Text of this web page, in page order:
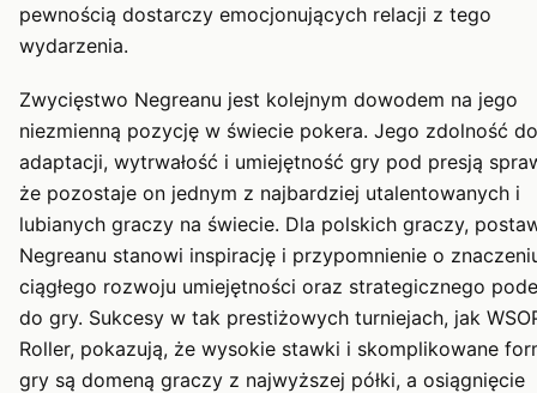
pewnością dostarczy emocjonujących relacji z tego
wydarzenia.
Zwycięstwo Negreanu jest kolejnym dowodem na jego
niezmienną pozycję w świecie pokera. Jego zdolność do
adaptacji, wytrwałość i umiejętność gry pod presją
że pozostaje on jednym z najbardziej utalentowanych i
lubianych graczy na świecie. Dla polskich graczy,
Negreanu stanowi inspirację i przypomnienie o
ciągłego rozwoju umiejętności oraz strategicznego
do gry. Sukcesy w tak prestiżowych turniejach, jak
Roller, pokazują, że wysokie stawki i skomplikowane
gry są domeną graczy z najwyższej półki, a osiągnięcie